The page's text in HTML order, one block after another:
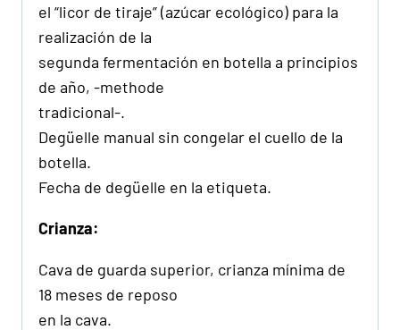
el “licor de tiraje” (azúcar ecológico) para la
realización de la
segunda fermentación en botella a principios
de año, -methode
tradicional-.
Degüelle manual sin congelar el cuello de la
botella.
Fecha de degüelle en la etiqueta.
Crianza:
Cava de guarda superior, crianza mínima de
18 meses de reposo
en la cava.